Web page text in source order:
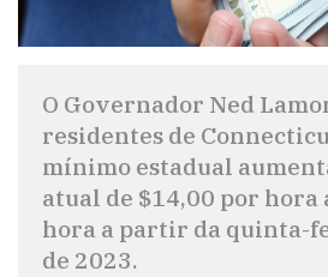
O Governador Ned
residentes de
mínimo estadual
atual de $14,00 por hora
hora a partir da quinta-
de 2023.